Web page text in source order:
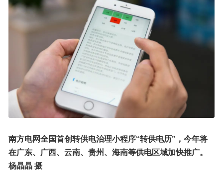
南方电网全国首创转供电治理小程序“转供电历”，今年将
在广东、广西、云南、贵州、海南等供电区域加快推广。
杨晶晶 摄